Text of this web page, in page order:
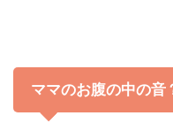
ママのお腹の中の音